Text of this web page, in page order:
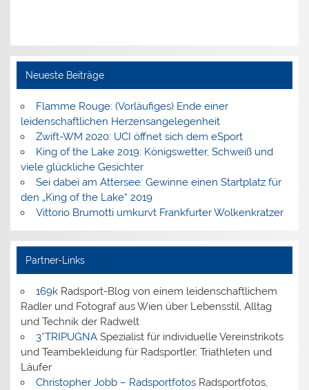
Neueste Beiträge
Flamme Rouge: (Vorläufiges) Ende einer
leidenschaftlichen Herzensangelegenheit
Zwift-WM 2020: UCI öffnet sich dem eSport
King of the Lake 2019: Königswetter, Schweiß und
viele glückliche Gesichter
Sei dabei am Attersee: Gewinne einen Startplatz für
den „King of the Lake“ 2019
Vittorio Brumotti umkurvt Frankfurter Wolkenkratzer
Partner-Links
169kRadsport-Blog von einem leidenschaftlichem
Radler und Fotograf aus Wien über Lebensstil, Alltag
und Technik der Radwelt
3*TRIPUGNASpezialist für individuelle Vereinstrikots
und Teambekleidung für Radsportler, Triathleten und
Läufer
Christopher Jobb – RadsportfotosRadsportfotos,